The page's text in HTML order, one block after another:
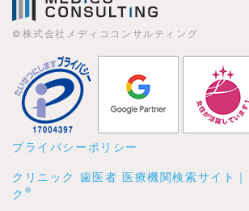
©株式会社メディココンサルティング
プライバシーポリシー
クリニック 歯医者 医療機関検索サイト
ク ®